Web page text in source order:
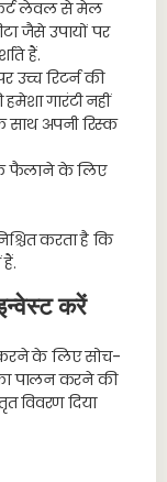
लेवल से मेल
जैसे उपायों पर
हैं.
उच्च रिटर्न की
गारंटी नहीं
साथ अपनी रिस्क
फैलाने के लिए
करता है कि
करें
के लिए सोच-
पालन करने की
विवरण दिया